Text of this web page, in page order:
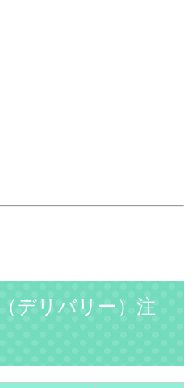
デリバリー）注